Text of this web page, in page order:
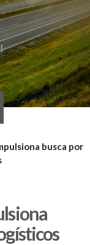
busca por